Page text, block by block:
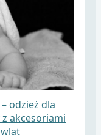
odzież dla
akcesoriami